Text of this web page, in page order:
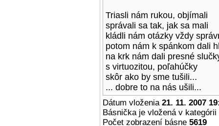
Triasli nám rukou, objímali
správali sa tak, jak sa mali
kládli nám otázky vždy
potom nám k spánkom dali
na krk nám dali presné
s virtuozitou, poľahúčky
skôr ako by sme tušili...
... dobre to na nás ušili...
Dátum vloženia 21. 11. 2007
Básnička je vložená v kategórii
Počet zobrazení básne 5619